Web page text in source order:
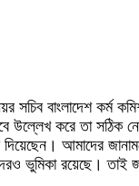
সচিব বাংলাদেশ কর্ম
করে তা সঠিক
আমাদের
ভুমিকা রয়েছে।